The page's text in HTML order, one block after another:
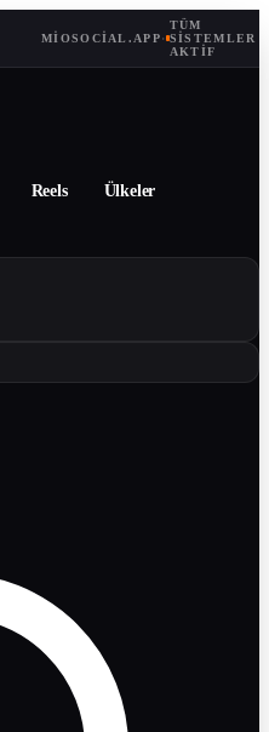
MIOSOCIAL.APP·
TÜM
SISTEMLER
AKTIF
Reels Ülkeler